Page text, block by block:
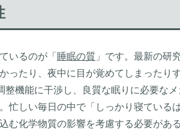
いるのが「 睡眠の質 」です。最新の研
ったり、夜中に目が覚めてしまったり
機能に干渉し、良質な眠りに必要な
忙しい毎日の中で「しっかり寝ている
む化学物質の影響を考慮する必要があ